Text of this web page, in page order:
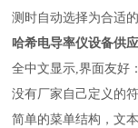
测时自动选择为合适的
哈希电导率仪设备供
全中文显示,界面友好
没有厂家自己定义的
简单的菜单结构，文